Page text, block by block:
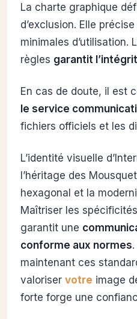
La charte graphique
d’exclusion. Elle
minimales d’utilisation.
règles garantit
En cas de doute, il est
le service
fichiers officiels et les
L’identité visuelle
l’héritage des
hexagonal et la
Maîtriser les
garantit une
conforme aux normes
maintenant ces
valoriser votre image
forte forge une